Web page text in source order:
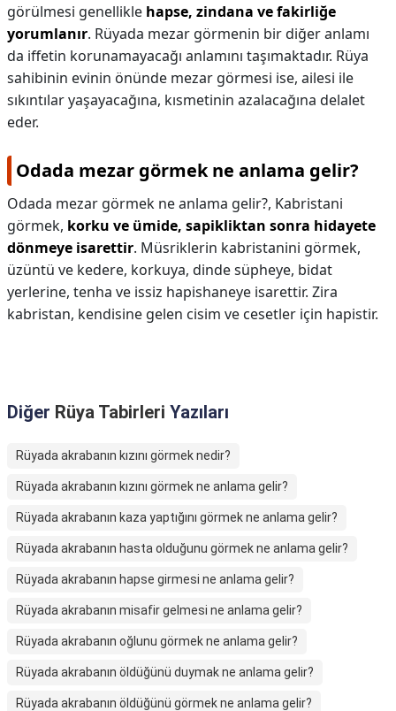
görülmesi genellikle hapse, zindana ve fakirliğe
yorumlanır. Rüyada mezar görmenin bir diğer anlamı
da iffetin korunamayacağı anlamını taşımaktadır. Rüya
sahibinin evinin önünde mezar görmesi ise, ailesi ile
sıkıntılar yaşayacağına, kısmetinin azalacağına delalet
eder.
Odada mezar görmek ne anlama gelir?
Odada mezar görmek ne anlama gelir?, Kabristani
görmek, korku ve ümide, sapikliktan sonra hidayete
dönmeye isarettir. Müsriklerin kabristanini görmek,
üzüntü ve kedere, korkuya, dinde süpheye, bidat
yerlerine, tenha ve issiz hapishaneye isarettir. Zira
kabristan, kendisine gelen cisim ve cesetler için hapistir.
Diğer Rüya Tabirleri Yazıları
Rüyada akrabanın kızını görmek nedir?
Rüyada akrabanın kızını görmek ne anlama gelir?
Rüyada akrabanın kaza yaptığını görmek ne anlama gelir?
Rüyada akrabanın hasta olduğunu görmek ne anlama gelir?
Rüyada akrabanın hapse girmesi ne anlama gelir?
Rüyada akrabanın misafir gelmesi ne anlama gelir?
Rüyada akrabanın oğlunu görmek ne anlama gelir?
Rüyada akrabanın öldüğünü duymak ne anlama gelir?
Rüyada akrabanın öldüğünü görmek ne anlama gelir?